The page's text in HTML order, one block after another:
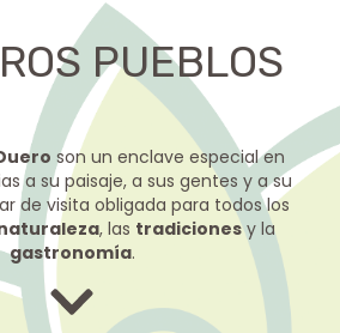
PUEBLOS
son un enclave especial en
a su paisaje, a sus gentes y a su
de visita obligada para todos los
, las tradicionesy la
gastronomía.